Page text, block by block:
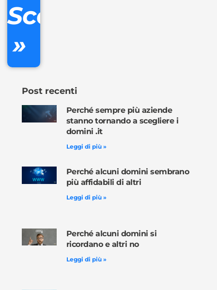
Scopri
»
Post recenti
Perché sempre più aziende
stanno tornando a scegliere i
domini .it
Leggi di più »
Perché alcuni domini sembrano
più affidabili di altri
Leggi di più »
Perché alcuni domini si
ricordano e altri no
Leggi di più »